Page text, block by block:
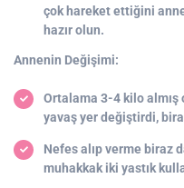
çok hareket ettiğini
hazır olun.
Annenin Değişimi:
Ortalama 3-4 kilo almış
yavaş yer değiştirdi,
Nefes alıp verme biraz
muhakkak iki yastık